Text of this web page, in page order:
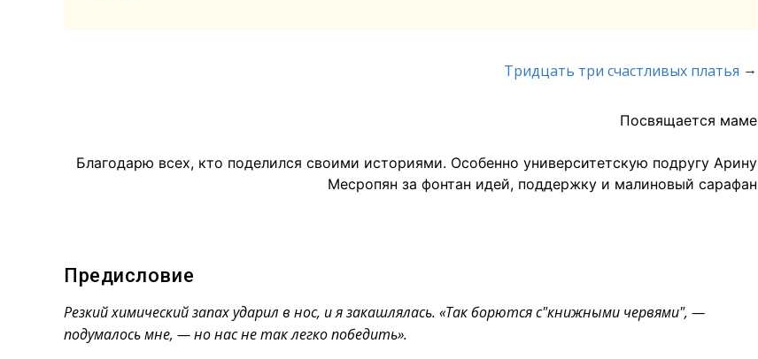
Тридцать три счастливых платья →
Посвящается маме
Благодарю всех, кто поделился своими историями. Особенно университетскую подругу Арину
Месропян за фонтан идей, поддержку и малиновый сарафан
Предисловие
Резкий химический запах ударил в нос, и я закашлялась. «Так борются с"книжными червями", —
подумалось мне, — но нас не так легко победить».